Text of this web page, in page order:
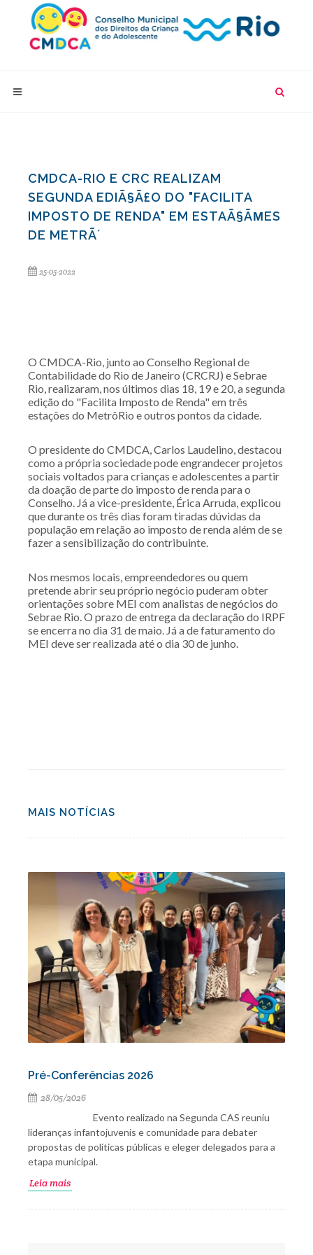
CMDCA-RIO E CRC REALIZAM
SEGUNDA EDIÃ§Ã£O DO "FACILITA
IMPOSTO DE RENDA" EM ESTAÃ§ÃΜES
DE METRÃ´
25-05-2022
O CMDCA-Rio, junto ao Conselho Regional de
Contabilidade do Rio de Janeiro (CRCRJ) e Sebrae
Rio, realizaram, nos últimos dias 18, 19 e 20, a segunda
edição do "Facilita Imposto de Renda" em três
estações do MetrôRio e outros pontos da cidade.
O presidente do CMDCA, Carlos Laudelino, destacou
como a própria sociedade pode engrandecer projetos
sociais voltados para crianças e adolescentes a partir
da doação de parte do imposto de renda para o
Conselho. Já a vice-presidente, Érica Arruda, explicou
que durante os três dias foram tiradas dúvidas da
população em relação ao imposto de renda além de se
fazer a sensibilização do contribuinte.
Nos mesmos locais, empreendedores ou quem
pretende abrir seu próprio negócio puderam obter
orientações sobre MEI com analistas de negócios do
Sebrae Rio. O prazo de entrega da declaração do IRPF
se encerra no dia 31 de maio. Já a de faturamento do
MEI deve ser realizada até o dia 30 de junho.
MAIS NOTÍCIAS
Pré-Conferências 2026
28/05/2026
Evento realizado na Segunda CAS reuniu
lideranças infantojuvenis e comunidade para debater
propostas de políticas públicas e eleger delegados para a
etapa municipal.
Leia mais